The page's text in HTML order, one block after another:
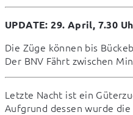
UPDATE: 29. April, 7.30
Die Züge können bis
Der BNV Fährt zwischen
Letzte Nacht ist ein
Aufgrund dessen wurde